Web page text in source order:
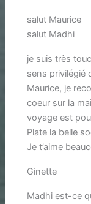
salut Maurice
salut Madhi
je suis très
sens privilégié
Maurice, je
coeur sur la
voyage est
Plate la belle
Je t’aime
Ginette
Madhi est-ce